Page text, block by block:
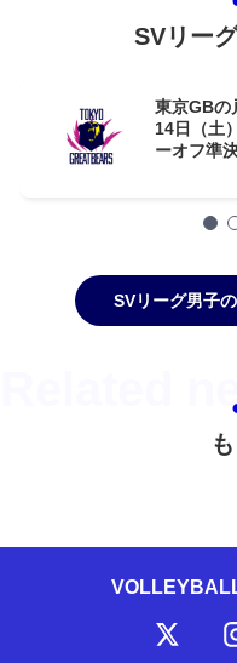
SVリー
東京GBの
14日（土
ーオフ準
SVリーグ男子